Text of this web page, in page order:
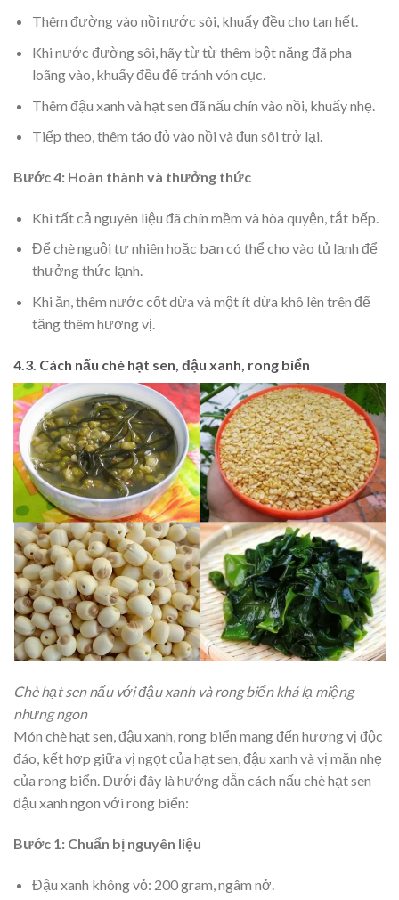
Thêm đường vào nồi nước sôi, khuấy đều cho tan hết.
Khi nước đường sôi, hãy từ từ thêm bột năng đã pha
loãng vào, khuấy đều để tránh vón cục.
Thêm đậu xanh và hạt sen đã nấu chín vào nồi, khuấy nhẹ.
Tiếp theo, thêm táo đỏ vào nồi và đun sôi trở lại.
Bước 4: Hoàn thành và thưởng thức
Khi tất cả nguyên liệu đã chín mềm và hòa quyện, tắt bếp.
Để chè nguội tự nhiên hoặc bạn có thể cho vào tủ lạnh để
thưởng thức lạnh.
Khi ăn, thêm nước cốt dừa và một ít dừa khô lên trên để
tăng thêm hương vị.
4.3. Cách nấu chè hạt sen, đậu xanh, rong biển
Chè hạt sen nấu với đậu xanh và rong biển khá lạ miệng
nhưng ngon
Món chè hạt sen, đậu xanh, rong biển mang đến hương vị độc
đáo, kết hợp giữa vị ngọt của hạt sen, đậu xanh và vị mặn nhẹ
của rong biển. Dưới đây là hướng dẫn cách nấu chè hạt sen
đậu xanh ngon với rong biển:
Bước 1: Chuẩn bị nguyên liệu
Đậu xanh không vỏ: 200 gram, ngâm nở.